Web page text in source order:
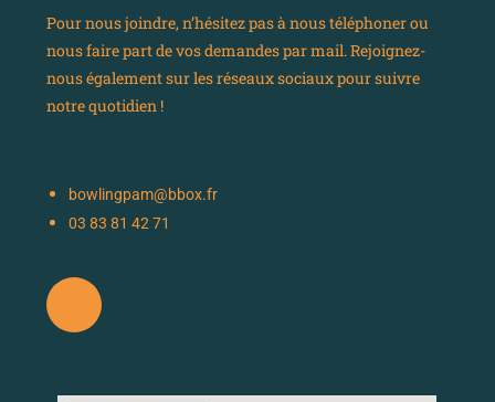
Pour nous joindre, n’hésitez pas à nous téléphoner ou
nous faire part de vos demandes par mail. Rejoignez-
nous également sur les réseaux sociaux pour suivre
notre quotidien !
bowlingpam@bbox.fr
03 83 81 42 71